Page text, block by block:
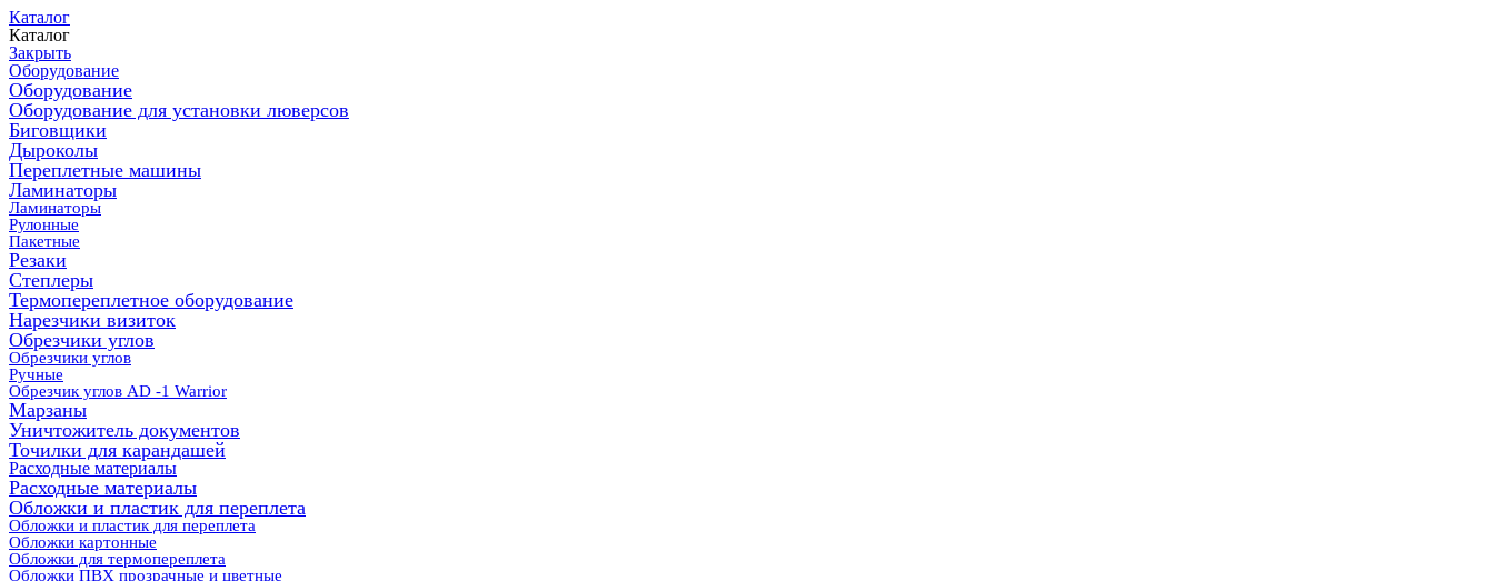
Каталог
Каталог
Закрыть
Оборудование
Оборудование
Оборудование для установки люверсов
Биговщики
Дыроколы
Переплетные машины
Ламинаторы
Ламинаторы
Рулонные
Пакетные
Резаки
Степлеры
Термопереплетное оборудование
Нарезчики визиток
Обрезчики углов
Обрезчики углов
Ручные
Обрезчик углов AD -1 Warrior
Марзаны
Уничтожитель документов
Точилки для карандашей
Расходные материалы
Расходные материалы
Обложки и пластик для переплета
Обложки и пластик для переплета
Обложки картонные
Обложки для термопереплета
Обложки ПВХ прозрачные и цветные